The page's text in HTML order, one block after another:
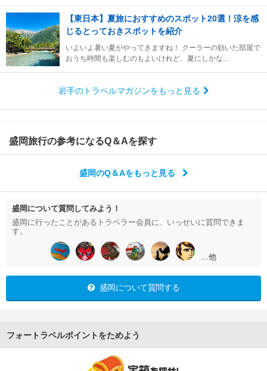
【東日本】夏旅におすすめのスポット20選！涼を感
じるとっておきスポットを紹介
いよいよ暑い夏がやってきますね！ クーラーの効いた部屋で
おうち時間も楽しむのもよいけれど、夏にしかな...
岩手のトラベルマガジンをもっと見る
盛岡旅行の参考になるQ＆Aを探す
盛岡のQ＆Aをもっと見る
盛岡について質問してみよう！
盛岡に行ったことがあるトラベラー会員に、いっせいに質問できま
す。
…他
盛岡について質問する
フォートラベルポイントをためよう